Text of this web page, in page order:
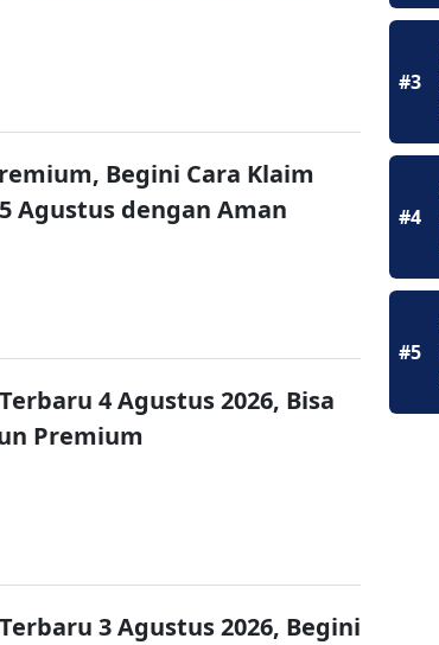
Begini Cara Klaim
Agustus dengan Aman
4 Agustus 2026, Bisa
Premium
3 Agustus 2026, Begini
#3
#4
#5